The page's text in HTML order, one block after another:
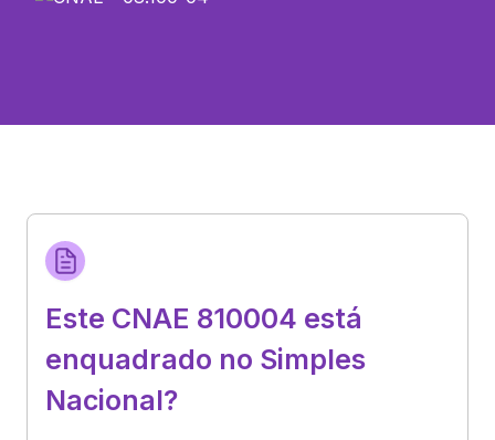
Este CNAE 810004 está
enquadrado no Simples
Nacional?